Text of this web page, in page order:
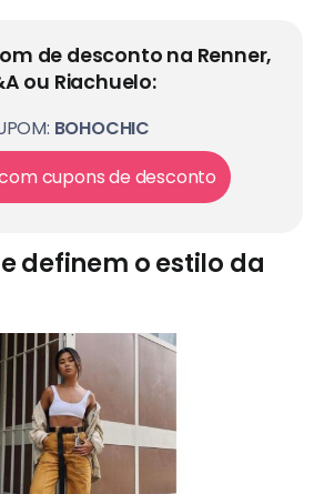
de desconto na Renner,
ou Riachuelo:
BOHOCHIC
cupons de desconto
definem o estilo da